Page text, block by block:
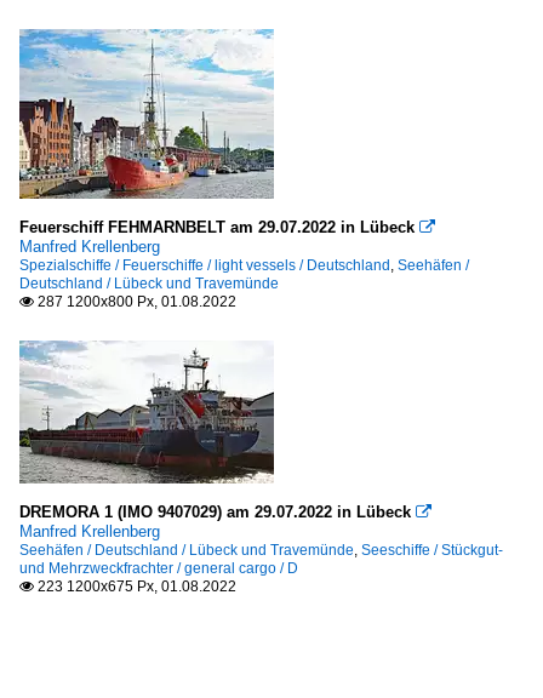
Feuerschiff FEHMARNBELT am 29.07.2022 in Lübeck 
Manfred Krellenberg
Spezialschiffe / Feuerschiffe / light vessels / Deutschland, Seehäfen /
Deutschland / Lübeck und Travemünde
 287 1200x800 Px, 01.08.2022
DREMORA 1 (IMO 9407029) am 29.07.2022 in Lübeck 
Manfred Krellenberg
Seehäfen / Deutschland / Lübeck und Travemünde, Seeschiffe / Stückgut-
und Mehrzweckfrachter / general cargo / D
 223 1200x675 Px, 01.08.2022